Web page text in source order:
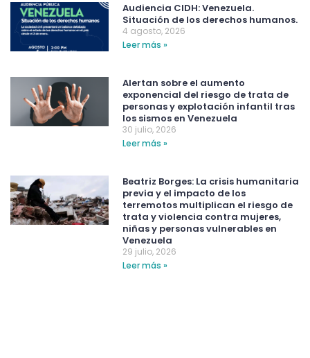
Audiencia CIDH: Venezuela.
Situación de los derechos humanos.
4 agosto, 2026
Leer más »
Alertan sobre el aumento
exponencial del riesgo de trata de
personas y explotación infantil tras
los sismos en Venezuela
30 julio, 2026
Leer más »
Beatriz Borges: La crisis humanitaria
previa y el impacto de los
terremotos multiplican el riesgo de
trata y violencia contra mujeres,
niñas y personas vulnerables en
Venezuela
29 julio, 2026
Leer más »